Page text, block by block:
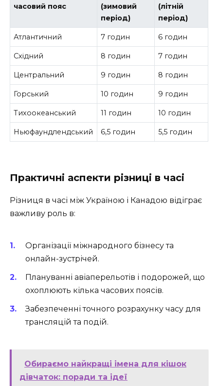
часовий пояс
(зимовий
період)
(літній
період)
Атлантичний 7 годин 6 годин
Східний 8 годин 7 годин
Центральний 9 годин 8 годин
Горський 10 годин 9 годин
Тихоокеанський 11 годин 10 годин
Ньюфаундлендський 6,5 годин 5,5 годин
Практичні аспекти різниці в часі
Різниця в часі між Україною і Канадою відіграє
важливу роль в:
Організації міжнародного бізнесу та
онлайн-зустрічей.
Плануванні авіаперельотів і подорожей, що
охоплюють кілька часових поясів.
Забезпеченні точного розрахунку часу для
трансляцій та подій.
Обираємо найкращі імена для кішок
дівчаток: поради та ідеї